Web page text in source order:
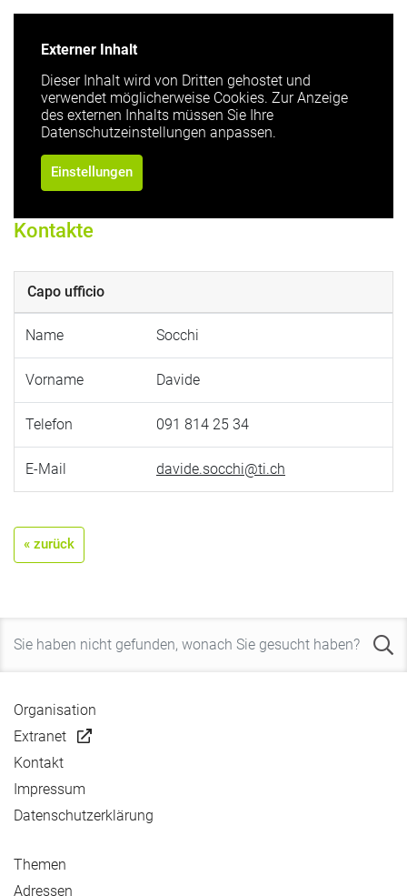
Externer Inhalt
Dieser Inhalt wird von Dritten gehostet und
verwendet möglicherweise Cookies. Zur Anzeige
des externen Inhalts müssen Sie Ihre
Datenschutzeinstellungen anpassen.
Einstellungen
Kontakte
Capo ufficio
Name Socchi
Vorname Davide
Telefon 091 814 25 34
E-Mail davide.socchi@ti.ch
« zurück
Organisation
Extranet
Kontakt
Impressum
Datenschutzerklärung
Themen
Adressen